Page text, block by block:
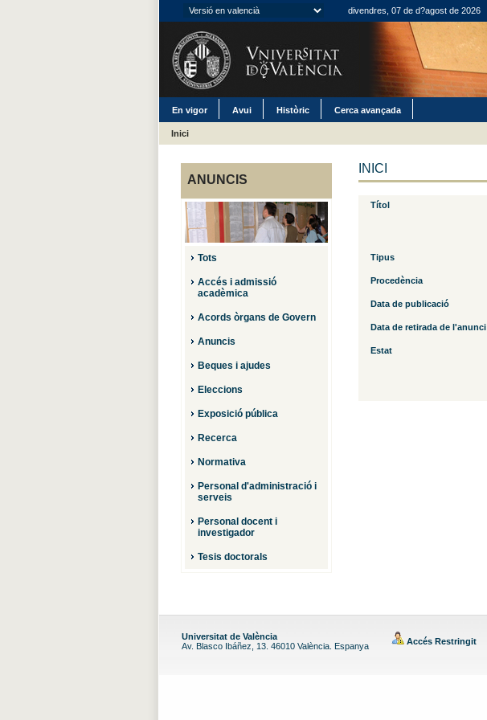
divendres, 07 de d?agost de 2026
En vigor Avui Històric Cerca avançada
Inici
ANUNCIS
Tots
Accés i admissió
acadèmica
Acords òrgans de Govern
Anuncis
Beques i ajudes
Eleccions
Exposició pública
Recerca
Normativa
Personal d'administració i
serveis
Personal docent i
investigador
Tesis doctorals
INICI
Títol
Tipus
Procedència
Data de publicació
Data de retirada de l'anunci
Estat
Universitat de València
Av. Blasco Ibáñez, 13. 46010 València. Espanya
Accés Restringit